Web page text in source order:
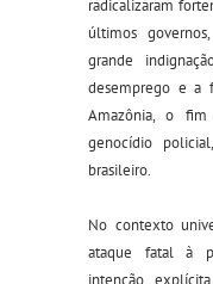
radicalizaram
últimos
grande
desemprego e a
Amazônia, o
genocídio
brasileiro.
No contexto
ataque fatal à
intenção